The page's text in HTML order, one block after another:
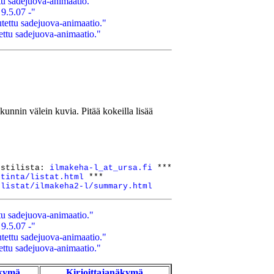
-"
sadejuova-animaatio."
sadejuova-animaatio."
välein kuvia. Pitää kokeilla lisää
ilmakeha-l_at_ursa.fi ***
listat.html ***
ilmakeha2-l/summary.html
sadejuova-animaatio."
-"
sadejuova-animaatio."
sadejuova-animaatio."